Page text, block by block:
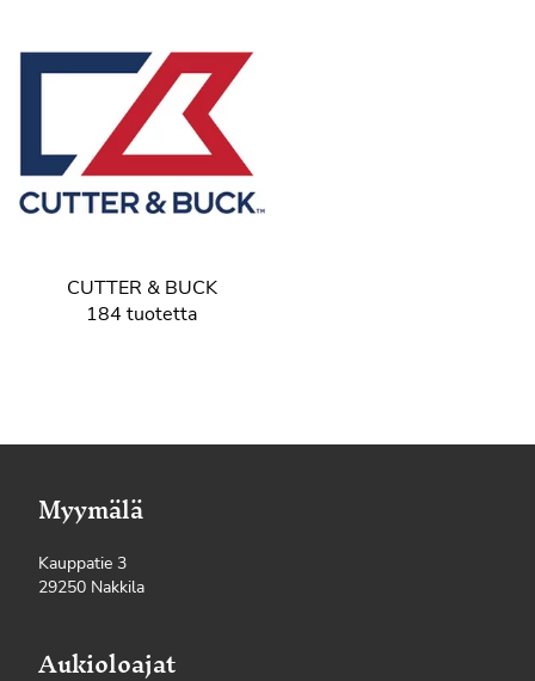
CUTTER & BUCK
184 tuotetta
Myymälä
Kauppatie 3
29250 Nakkila
Aukioloajat